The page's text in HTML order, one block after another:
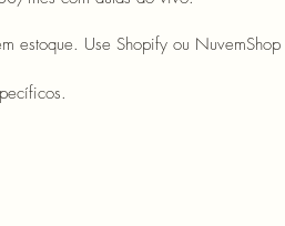
estoque. Use Shopify ou NuvemShop